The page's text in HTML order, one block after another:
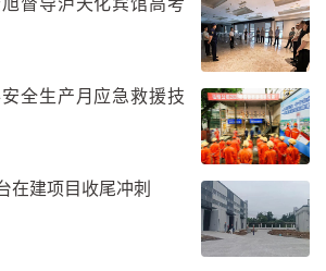
督导泸天化宾馆高考
全生产月应急救援技
在建项目收尾冲刺